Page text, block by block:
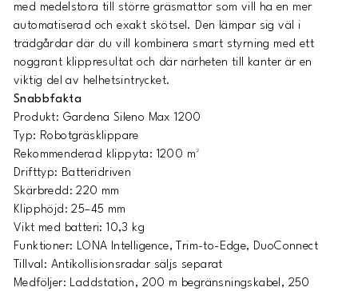
med medelstora till större gräsmattor som vill ha en mer
automatiserad och exakt skötsel. Den lämpar sig väl i
trädgårdar där du vill kombinera smart styrning med ett
noggrant klippresultat och där närheten till kanter är en
viktig del av helhetsintrycket.
Snabbfakta
Produkt: Gardena Sileno Max 1200
Typ: Robotgräsklippare
Rekommenderad klippyta: 1200 m²
Drifttyp: Batteridriven
Skärbredd: 220 mm
Klipphöjd: 25–45 mm
Vikt med batteri: 10,3 kg
Funktioner: LONA Intelligence, Trim-to-Edge, DuoConnect
Tillval: Antikollisionsradar säljs separat
Medföljer: Laddstation, 200 m begränsningskabel, 250